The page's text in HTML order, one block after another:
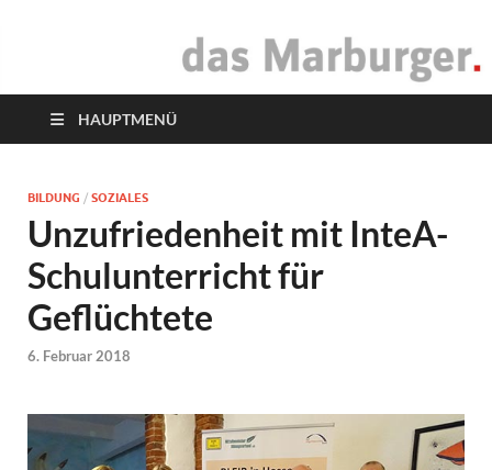
das Marburger.
HAUPTMENÜ
BILDUNG / SOZIALES
Unzufriedenheit mit InteA-
Schulunterricht für
Geflüchtete
6. Februar 2018